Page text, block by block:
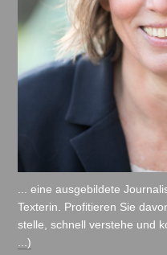
... eine ausgebildete
Texterin. Profitieren Sie
stelle, schnell verstehe und
...)